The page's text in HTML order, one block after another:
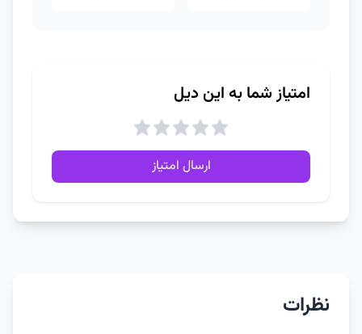
امتیاز شما به این دیل
ارسال امتیاز
نظرات